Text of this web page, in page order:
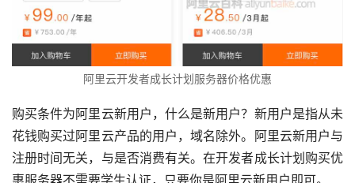
阿里云开发者成长计划服务器价格优惠
购买条件为阿里云新用户，什么是新用户？新用户是指从未
花钱购买过阿里云产品的用户，域名除外。阿里云新用户与
注册时间无关，与是否消费有关。在开发者成长计划购买优
惠服务器不需要学生认证，只要你是阿里云新用户即可。